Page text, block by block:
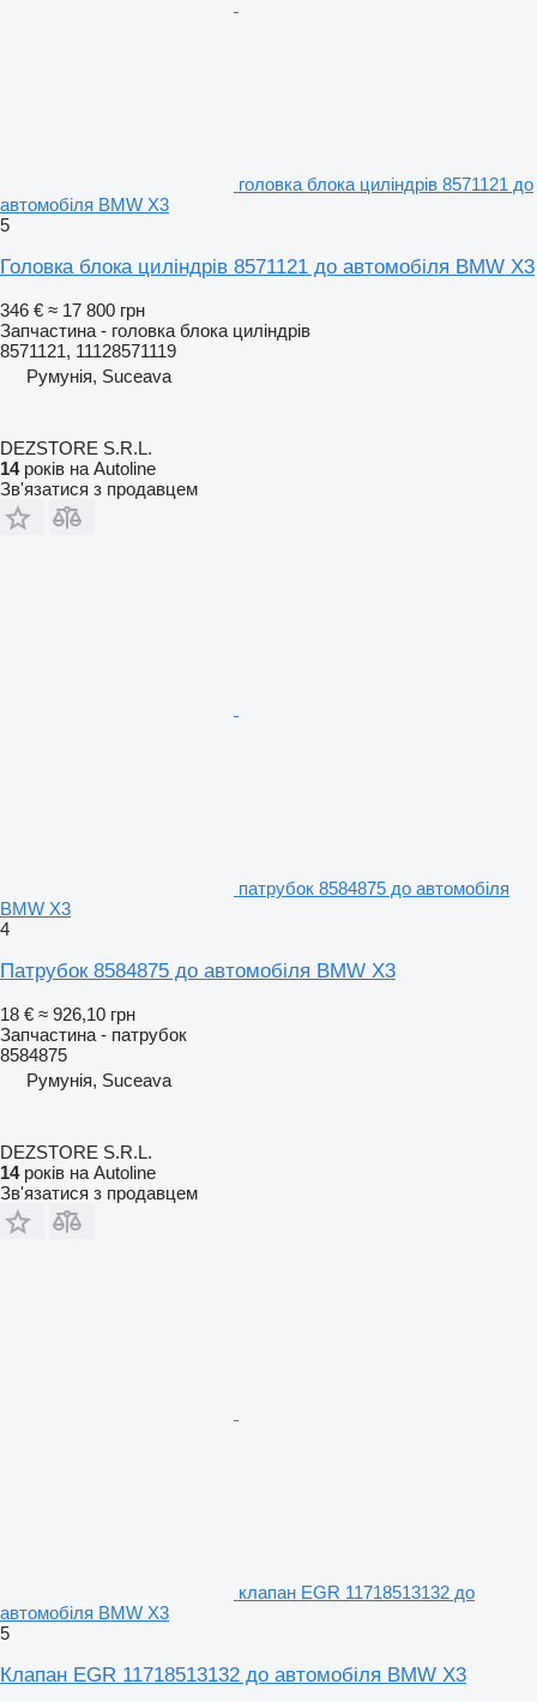
головка блока циліндрів 8571121 до
автомобіля BMW X3
5
Головка блока циліндрів 8571121 до автомобіля BMW X3
346 € ≈ 17 800 грн
Запчастина - головка блока циліндрів
8571121, 11128571119
Румунія, Suceava
DEZSTORE S.R.L.
14років на Autoline
Зв'язатися з продавцем
патрубок 8584875 до автомобіля
BMW X3
4
Патрубок 8584875 до автомобіля BMW X3
18 € ≈ 926,10 грн
Запчастина - патрубок
8584875
Румунія, Suceava
DEZSTORE S.R.L.
14років на Autoline
Зв'язатися з продавцем
клапан EGR 11718513132 до
автомобіля BMW X3
5
Клапан EGR 11718513132 до автомобіля BMW X3